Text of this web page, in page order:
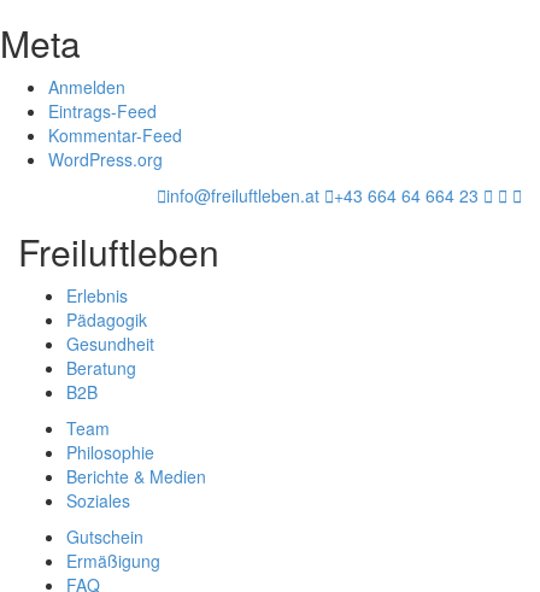
Meta
Anmelden
Eintrags-Feed
Kommentar-Feed
WordPress.org
info@freiluftleben.at
+43 664 64 664 23
Freiluftleben
Erlebnis
Pädagogik
Gesundheit
Beratung
B2B
Team
Philosophie
Berichte & Medien
Soziales
Gutschein
Ermäßigung
FAQ